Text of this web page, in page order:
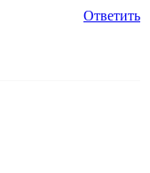
Ответить